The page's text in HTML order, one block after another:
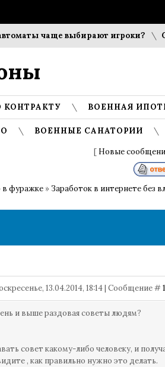
чаще выбирают игроки?
ВОЕННАЯ
ВОЕННЫЕ САНАТОРИИ
[ Новые
фуражке » Заработок в интернете без
13.04.2014, 18:14 | Сообщение #1
и выше раздовая советы людям?
совет какому-либо человеку, и
, как правильно нужно это делать.